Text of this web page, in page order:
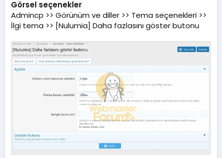
Görsel seçenekler
Admincp >> Görünüm ve diller >> Tema seçenekleri >>
İlgi tema >> [Nulumia] Daha fazlasını göster butonu